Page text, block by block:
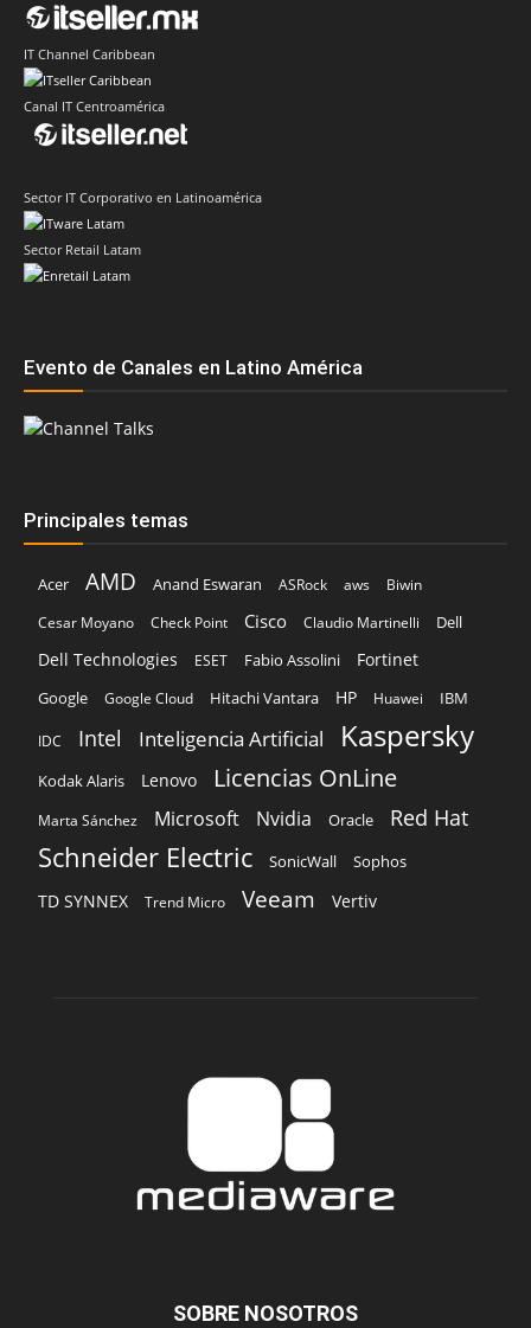
IT Channel Caribbean
Canal IT Centroamérica
Sector IT Corporativo en Latinoamérica
Sector Retail Latam
Evento de Canales en Latino América
Principales temas
Acer AMD Anand Eswaran ASRock aws
Biwin
Cesar Moyano
Check Point Cisco Claudio Martinelli Dell
Dell Technologies ESET Fabio Assolini Fortinet
Google Google Cloud Hitachi Vantara HP Huawei IBM
IDC Intel Inteligencia Artificial Kaspersky
Kodak Alaris Lenovo Licencias OnLine
Marta Sánchez Microsoft Nvidia Oracle Red Hat
Schneider Electric SonicWall Sophos
TD SYNNEX Trend Micro Veeam Vertiv
SOBRE NOSOTROS